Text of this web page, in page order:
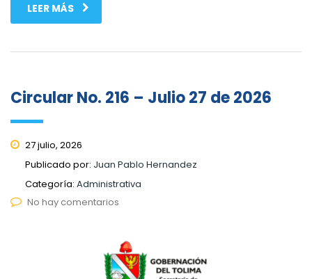
LEER MÁS
Circular No. 216 – Julio 27 de 2026
27 julio, 2026
Publicado por: Juan Pablo Hernandez
Categoría: Administrativa
No hay comentarios